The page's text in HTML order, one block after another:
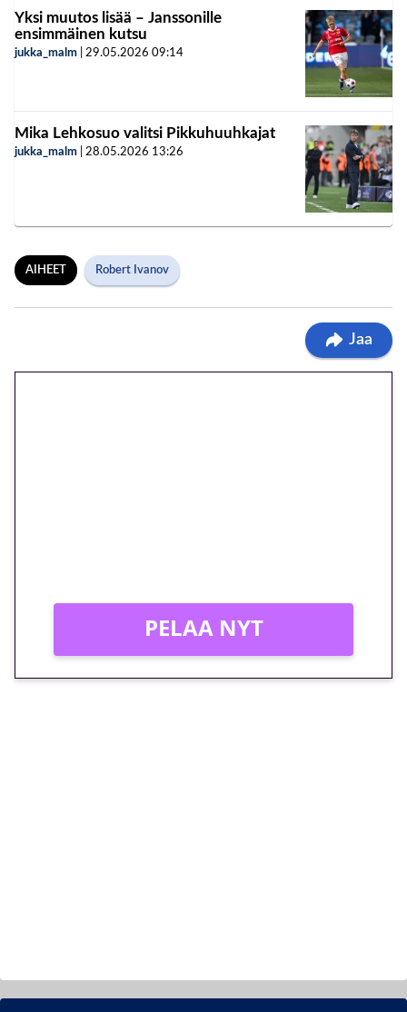
Yksi muutos lisää – Janssonille
ensimmäinen kutsu
jukka_malm 29.05.2026 09:14
Mika Lehkosuo valitsi Pikkuhuuhkajat
jukka_malm 28.05.2026 13:26
AIHEET Robert Ivanov
Jaa
PELAA NYT